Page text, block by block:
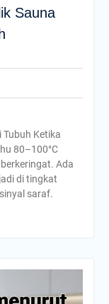
Sauna
Tubuh Ketika
80–100°C
Ada
di tingkat
saraf.